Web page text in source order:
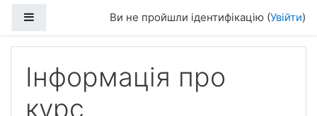
Ви не пройшли ідентифікацію (Увійти)
Інформація про
курс